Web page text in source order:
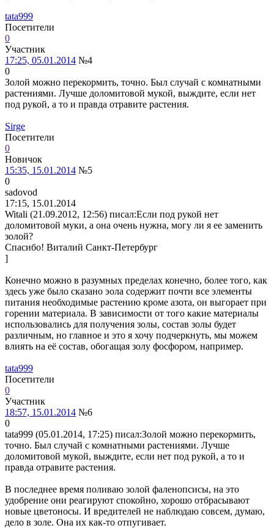
tata999
Посетители
0
Участник
17:25, 05.01.2014 №4
0
Золой можно перекормить, точно. Был случай с комнатными
растениями. Лучше доломитовой мукой, выждите, если нет
под рукой, а то и правда отравите растения.
Sirge
Посетители
0
Новичок
15:35, 15.01.2014 №5
0
sadovod
17:15, 15.01.2014
Witali (21.09.2012, 12:56) писал:Если под рукой нет
доломитовой муки, а она очень нужна, могу ли я ее заменить
золой?
Спасибо! Виталий Санкт-Петербург
]
Конечно можно в разумных пределах конечно, более того, как
здесь уже было сказано эола содержит почти все элементы
питания необходимые растению кроме азота, он выгорает при
горении материала. В зависимости от того какие материалы
использовались для получения золы, состав золы будет
различным, но главное и это я хочу подчеркнуть, мы можем
влиять на её состав, обогащая золу фосфором, например.
tata999
Посетители
0
Участник
18:57, 15.01.2014 №6
0
tata999 (05.01.2014, 17:25) писал:Золой можно перекормить,
точно. Был случай с комнатными растениями. Лучше
доломитовой мукой, выждите, если нет под рукой, а то и
правда отравите растения.
В последнее время поливаю золой фаленопсисы, на это
удобрение они реагируют спокойно, хорошо отбрасывают
новые цветоносы. И вредителей не наблюдаю совсем, думаю,
дело в золе. Она их как-то отпугивает.